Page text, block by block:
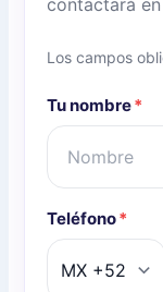
Los campos
Tu nombre*
Teléfono*